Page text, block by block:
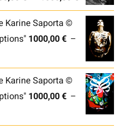
de
prix :
500,00 €
1000,00 €
Karine Saporta ©
1000,00€ –
€
Karine Saporta ©
1000,00€ –